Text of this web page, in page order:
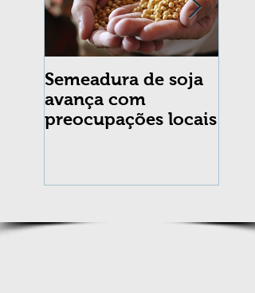
Semeadura de soja
avança com
preocupações locais